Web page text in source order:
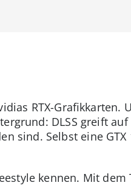
RTX-Grafikkarten.
DLSS greift
sind. Selbst eine
kennen. Mit dem